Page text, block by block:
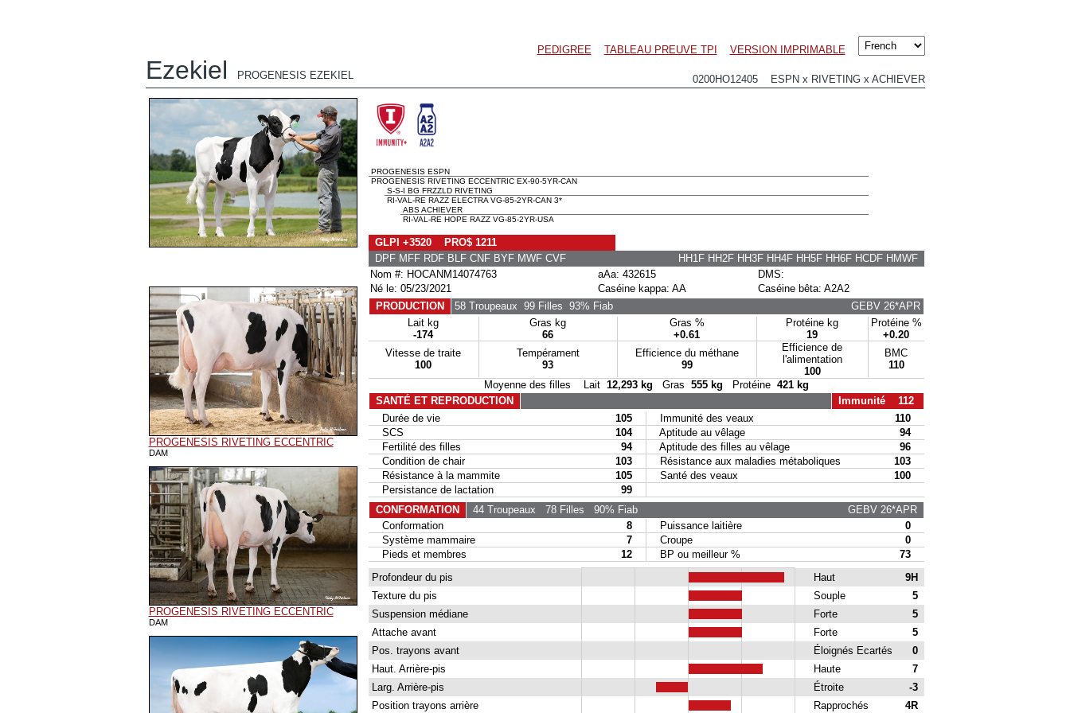
PEDIGREE TABLEAU PREUVE TPI VERSION IMPRIMABLE
Ezekiel PROGENESIS EZEKIEL 0200HO12405 ESPN x RIVETING x ACHIEVER
PROGENESIS RIVETING ECCENTRIC
DAM
PROGENESIS RIVETING ECCENTRIC
DAM
PROGENESIS ESPN
PROGENESIS RIVETING ECCENTRIC EX-90-5YR-CAN
S-S-I BG FRZZLD RIVETING
RI-VAL-RE RAZZ ELECTRA VG-85-2YR-CAN 3*
ABS ACHIEVER
RI-VAL-RE HOPE RAZZ VG-85-2YR-USA
GLPI +3520 PRO$ 1211
DPF MFF RDF BLF CNF BYF MWF CVF
HH1F HH2F HH3F HH4F HH5F HH6F HCDF HMWF
Nom #: HOCANM14074763
aAa: 432615
DMS:
Né le: 05/23/2021
Caséine kappa: AA
Caséine bêta: A2A2
PRODUCTION
58 Troupeaux 99 Filles 93% Fiab
GEBV 26*APR
Lait kg
-174
Gras kg
66
Gras %
+0.61
Protéine kg
19
Protéine %
+0.20
Vitesse de traite
100
Tempérament
93
Efficience du méthane
99
Efficience de
l'alimentation
100
BMC
110
Moyenne des filles Lait 12,293 kg Gras 555 kg Protéine 421 kg
SANTÉ ET REPRODUCTION
Immunité 112
Durée de vie
105 Immunité des veaux
110
SCS
104 Aptitude au vêlage
94
Fertilité des filles
94 Aptitude des filles au vêlage
96
Condition de chair
103 Résistance aux maladies métaboliques
103
Résistance à la mammite
105 Santé des veaux
100
Persistance de lactation
99
CONFORMATION
44 Troupeaux 78 Filles 90% Fiab
GEBV 26*APR
Conformation
8 Puissance laitière
0
Système mammaire
7 Croupe
0
Pieds et membres
12 BP ou meilleur %
73
Profondeur du pis
Haut
9H
Texture du pis
Souple
5
Suspension médiane
Forte
5
Attache avant
Forte
5
Pos. trayons avant
Éloignés Ecartés
0
Haut. Arrière-pis
Haute
7
Larg. Arrière-pis
Étroite
-3
Position trayons arrière
Rapprochés 4R